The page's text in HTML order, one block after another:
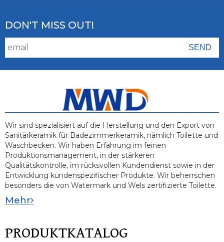
DON'T MISS OUT!
Wir sind spezialisiert auf die Herstellung und den Export von
Sanitärkeramik für Badezimmerkeramik, nämlich Toilette und
Waschbecken. Wir haben Erfahrung im feinen
Produktionsmanagement, in der stärkeren
Qualitätskontrolle, im rücksvollen Kundendienst sowie in der
Entwicklung kundenspezifischer Produkte. Wir beherrschen
besonders die von Watermark und Wels zertifizierte Toilette.
Mehr
PRODUKTKATALOG